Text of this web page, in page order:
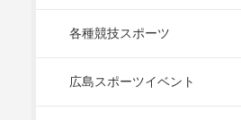
各種競技スポーツ
広島スポーツイベント